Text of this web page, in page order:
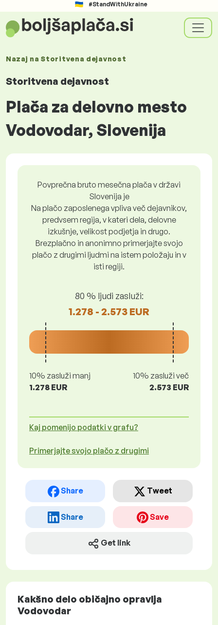
#StandWithUkraine
Nazaj naStoritvena dejavnost
Storitvena dejavnost
Plača za delovno mesto
Vodovodar, Slovenija
Povprečna bruto mesečna plača v državi
Slovenija je
Na plačo zaposlenega vpliva več dejavnikov,
predvsem regija, v kateri dela, delovne
izkušnje, velikost podjetja in drugo.
Brezplačno in anonimno primerjajte svojo
plačo z drugimi ljudmi na istem položaju in v
isti regiji.
80 % ljudi zasluži:
1.278 - 2.573 EUR
10% zasluži manj
1.278 EUR
10% zasluži več
2.573 EUR
Kaj pomenijo podatki v grafu?
Primerjajte svojo plačo z drugimi
Share Tweet
Share Save
Get link
Kakšno delo običajno opravlja
Vodovodar